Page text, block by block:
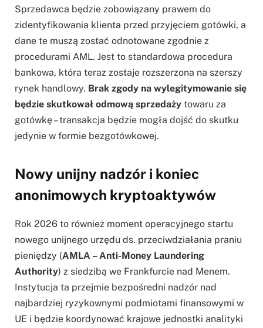
Sprzedawca będzie zobowiązany prawem do
zidentyfikowania klienta przed przyjęciem gotówki, a
dane te muszą zostać odnotowane zgodnie z
procedurami AML. Jest to standardowa procedura
bankowa, która teraz zostaje rozszerzona na szerszy
rynek handlowy. Brak zgody na wylegitymowanie się
będzie skutkował odmową sprzedaży towaru za
gotówkę – transakcja będzie mogła dojść do skutku
jedynie w formie bezgotówkowej.
Nowy unijny nadzór i koniec
anonimowych kryptoaktywów
Rok 2026 to również moment operacyjnego startu
nowego unijnego urzędu ds. przeciwdziałania praniu
pieniędzy (AMLA – Anti-Money Laundering
Authority) z siedzibą we Frankfurcie nad Menem.
Instytucja ta przejmie bezpośredni nadzór nad
najbardziej ryzykownymi podmiotami finansowymi w
UE i będzie koordynować krajowe jednostki analityki